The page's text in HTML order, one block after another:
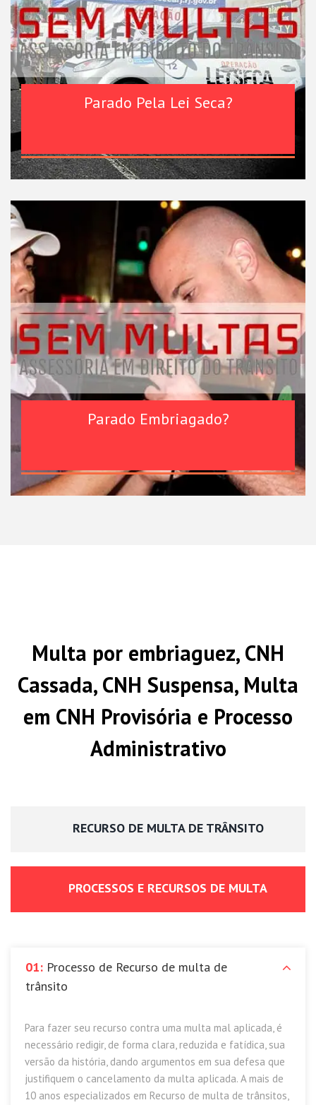
Parado Pela Lei Seca?
Parado Embriagado?
Multa por embriaguez, CNH
Cassada, CNH Suspensa, Multa
em CNH Provisória e Processo
Administrativo
RECURSO DE MULTA DE TRÂNSITO
PROCESSOS E RECURSOS DE MULTA
01: Processo de Recurso de multa de
trânsito
Para fazer seu recurso contra uma multa mal aplicada, é
necessário redigir, de forma clara, reduzida e fatídica, sua
versão da história, dando argumentos em sua defesa que
justifiquem o cancelamento da multa aplicada. A mais de
10 anos especializados em Recurso de multa de trânsitos,